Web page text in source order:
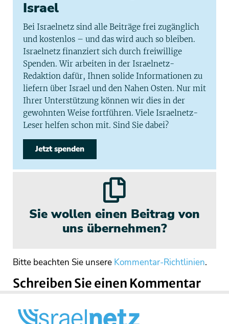
Israel
Bei Israelnetz sind alle Beiträge frei zugänglich
und kostenlos – und das wird auch so bleiben.
Israelnetz finanziert sich durch freiwillige
Spenden. Wir arbeiten in der Israelnetz-
Redaktion dafür, Ihnen solide Informationen zu
liefern über Israel und den Nahen Osten. Nur mit
Ihrer Unterstützung können wir dies in der
gewohnten Weise fortführen. Viele Israelnetz-
Leser helfen schon mit. Sind Sie dabei?
Jetzt spenden
Sie wollen einen Beitrag von
uns übernehmen?
Bitte beachten Sie unsere Kommentar-Richtlinien.
Schreiben Sie einen Kommentar